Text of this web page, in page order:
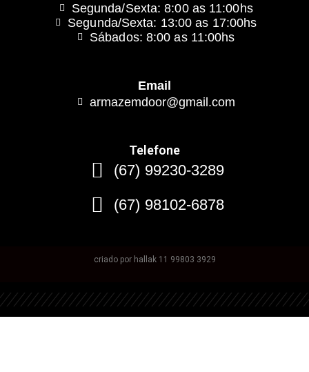
Segunda/Sexta: 8:00 as 11:00hs
Segunda/Sexta: 13:00 as 17:00hs
Sábados: 8:00 as 11:00hs
Email
armazemdoor@gmail.com
Telefone
(67) 99230-3289
(67) 98102-6878
criado por hallak 11 99803 3929